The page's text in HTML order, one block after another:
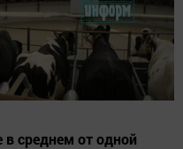
среднем от одной